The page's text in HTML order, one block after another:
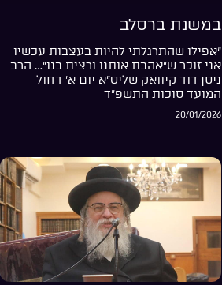
במשנת ברסלב
“אפילו שהתרגלתי להיות בעצבות עכשיו
אני זוכר ש”אהבת אותנו ורצית בנו”… הרב
ניסן דוד קיוואק שליט”א יום א’ דחול
המועד סוכות התשפ”ד
20/01/2026